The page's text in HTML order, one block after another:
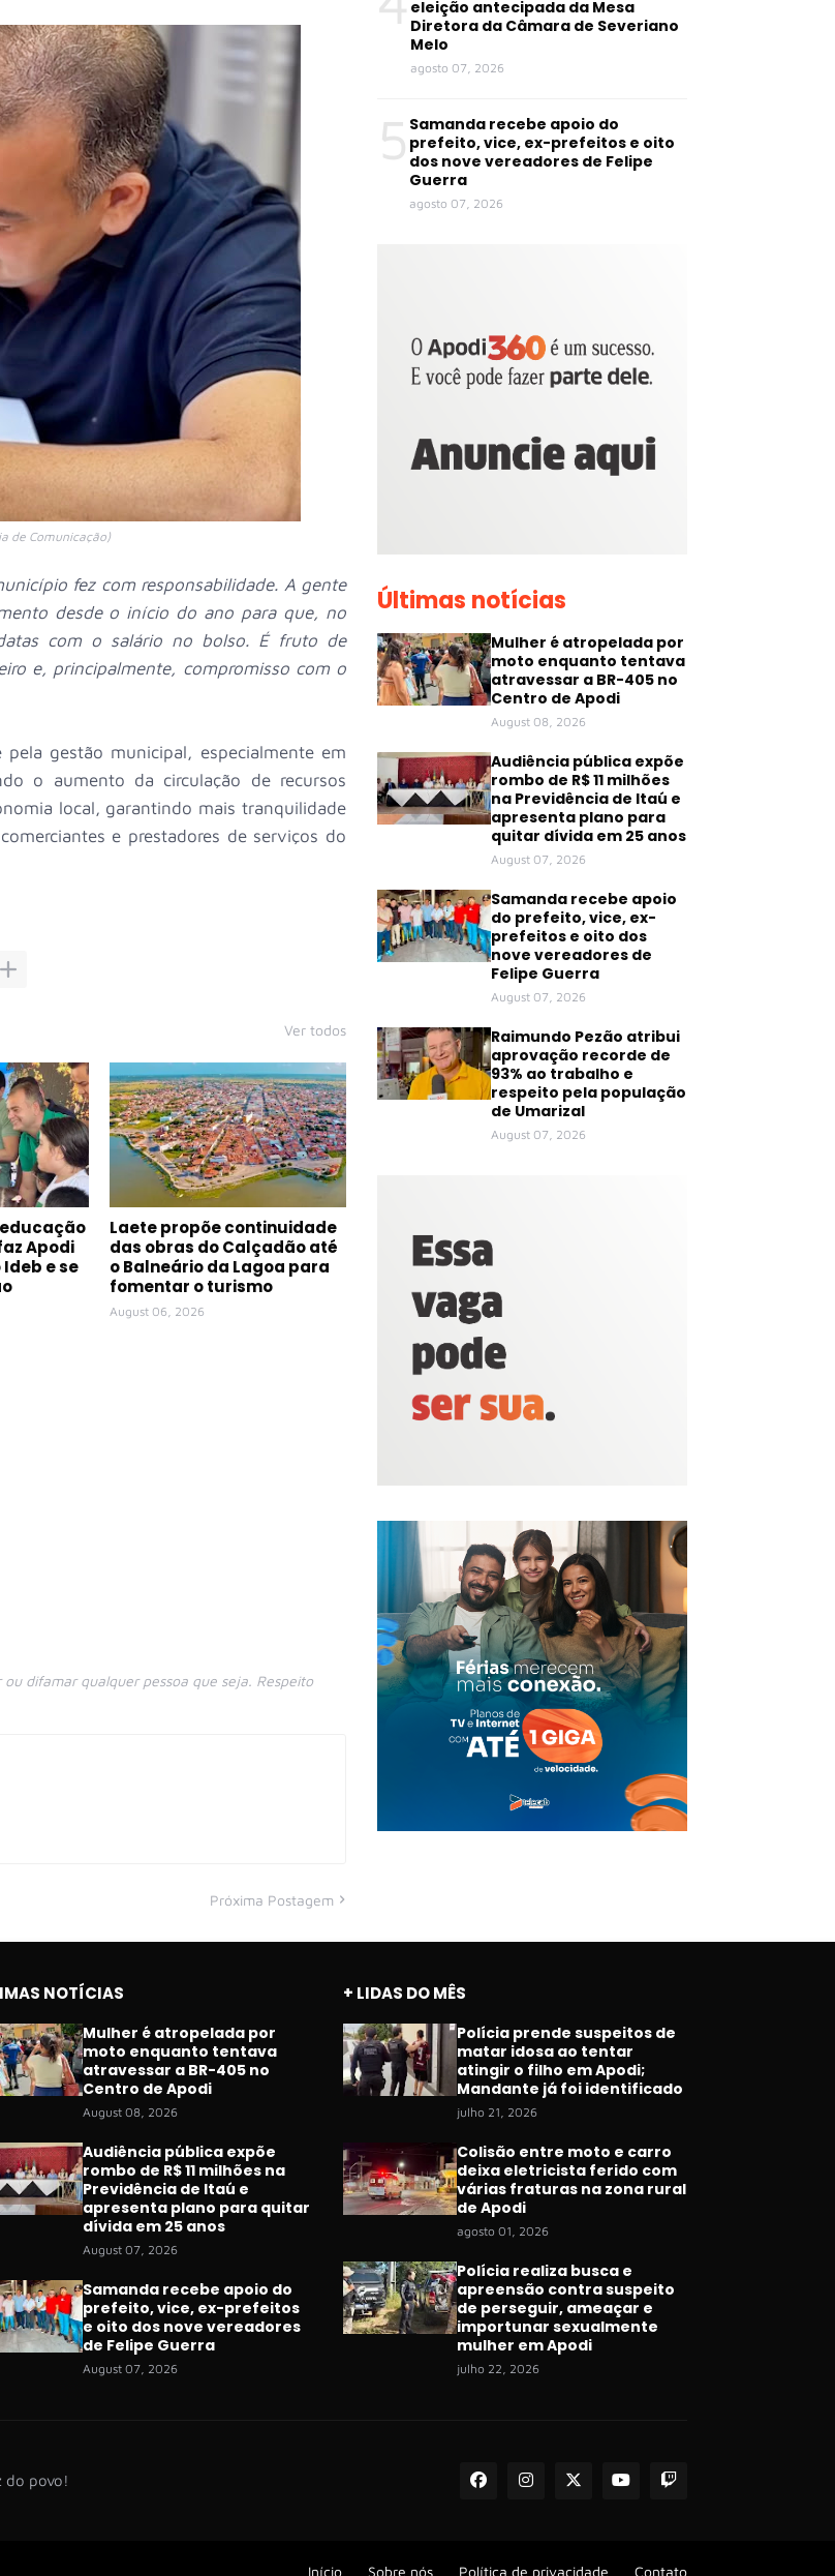
de Comunicação)
fez com responsabilidade. A gente
desde o início do ano para que, no
com o salário no bolso. É fruto de
e, principalmente, compromisso com o
gestão municipal, especialmente em
o aumento da circulação de recursos
local, garantindo mais tranquilidade
e prestadores de serviços do
Ver todos
Apodi
e se
Laete propõe continuidade
das obras do Calçadão até
o Balneário da Lagoa para
fomentar o turismo
August 06, 2026
difamar qualquer pessoa que seja. Respeito
Próxima Postagem
eleição antecipada da Mesa
Diretora da Câmara de Severiano
Melo
agosto 07, 2026
5 Samanda recebe apoio do
prefeito, vice, ex-prefeitos e oito
dos nove vereadores de Felipe
Guerra
agosto 07, 2026
Últimas notícias
Mulher é atropelada por
moto enquanto tentava
atravessar a BR-405 no
Centro de Apodi
August 08, 2026
Audiência pública expõe
rombo de R$ 11 milhões
na Previdência de Itaú e
apresenta plano para
quitar dívida em 25 anos
August 07, 2026
Samanda recebe apoio
do prefeito, vice, ex-
prefeitos e oito dos
nove vereadores de
Felipe Guerra
August 07, 2026
Raimundo Pezão atribui
aprovação recorde de
93% ao trabalho e
respeito pela população
de Umarizal
August 07, 2026
NOTÍCIAS
Mulher é atropelada por
moto enquanto tentava
atravessar a BR-405 no
Centro de Apodi
August 08, 2026
Audiência pública expõe
rombo de R$ 11 milhões na
Previdência de Itaú e
apresenta plano para quitar
dívida em 25 anos
August 07, 2026
Samanda recebe apoio do
prefeito, vice, ex-prefeitos
e oito dos nove vereadores
de Felipe Guerra
August 07, 2026
+ LIDAS DO MÊS
Polícia prende suspeitos de
matar idosa ao tentar
atingir o filho em Apodi;
Mandante já foi identificado
julho 21, 2026
Colisão entre moto e carro
deixa eletricista ferido com
várias fraturas na zona rural
de Apodi
agosto 01, 2026
Polícia realiza busca e
apreensão contra suspeito
de perseguir, ameaçar e
importunar sexualmente
mulher em Apodi
julho 22, 2026
do povo!
Início Sobre nós Política de privacidade Contato